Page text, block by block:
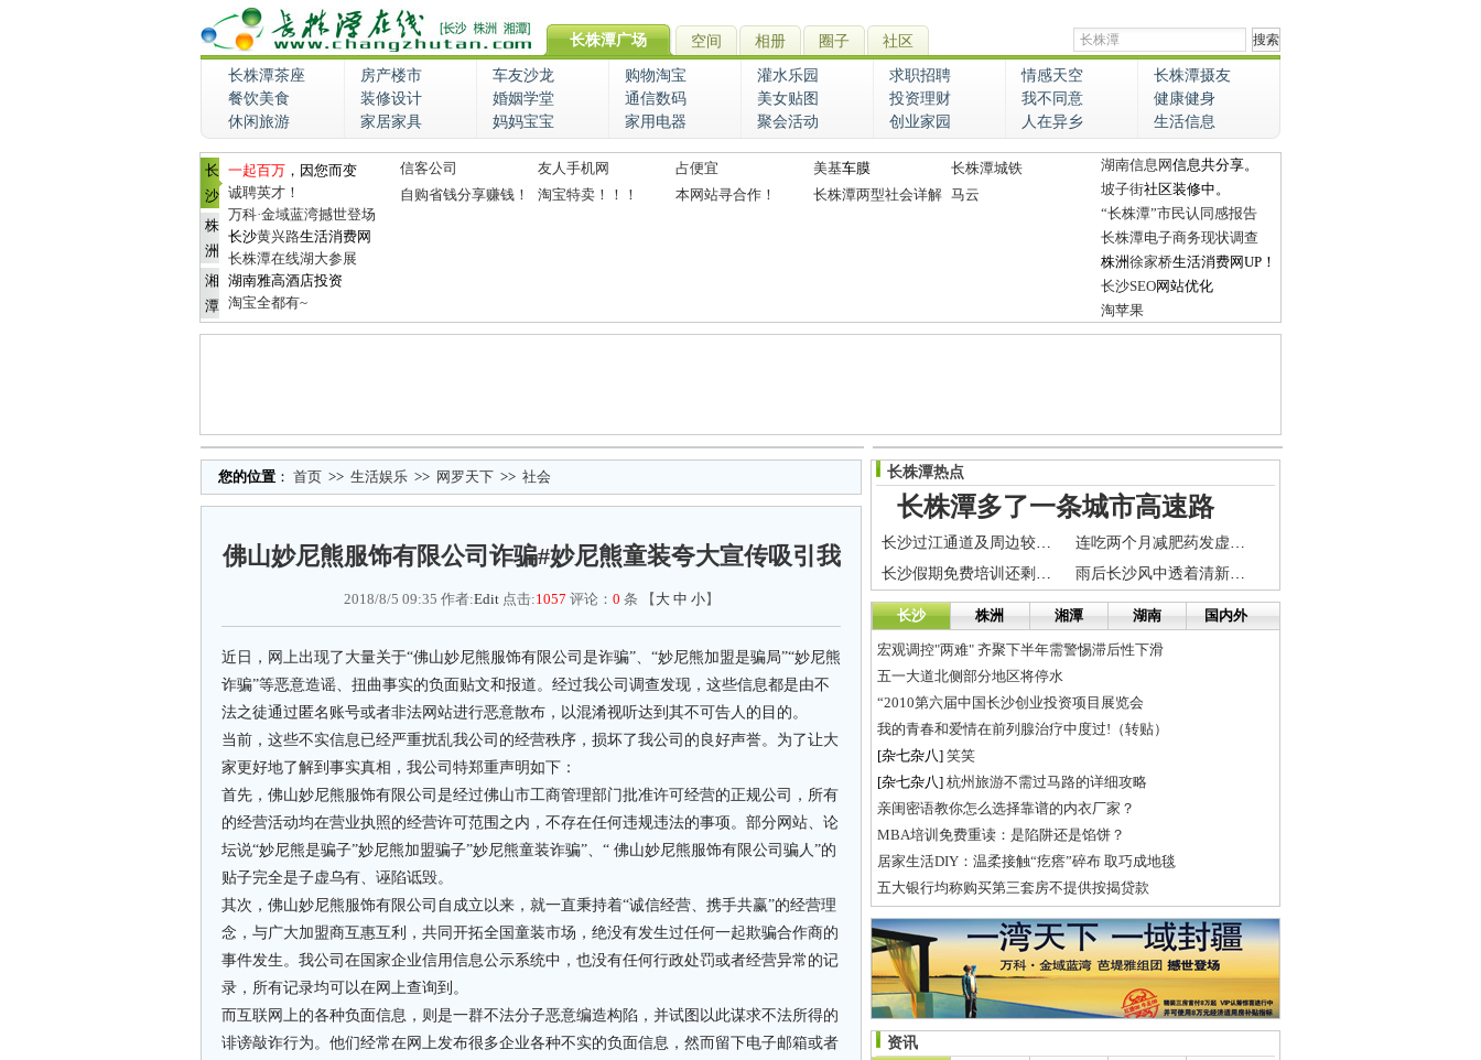
长株潭广场 空间 相册 圈子 社区
长株潭茶座 房产楼市 车友沙龙 购物淘宝 灌水乐园 求职招聘 情感天空
长株潭摄友
餐饮美食
装修设计 婚姻学堂 通信数码 美女贴图 投资理财 我不同意
健康健身
休闲旅游
家居家具 妈妈宝宝 家用电器 聚会活动 创业家园 人在异乡 生活信息
长
沙
株
洲
湘
潭
一起百万 ，因您而变
诚聘英才！
万科·金域蓝湾撼世登场
长沙黄兴路生活消费网
长株潭在线湖大参展
湖南雅高酒店投资
淘宝全都有~
信客公司 友人手机网 占便宜 美基车膜
长株潭城铁
自购省钱分享赚钱！
淘宝特卖！！！ 本网站寻合作！ 长株潭两型社会详解 马云
湖南信息网信息共分享。
坡子街社区装修中。
“长株潭”市民认同感报告
长株潭电子商务现状调查
株洲徐家桥生活消费网UP！
长沙SEO网站优化
淘苹果
您的位置 ： 首页 >> 生活娱乐 >> 网罗天下 >> 社会
佛山妙尼熊服饰有限公司诈骗#妙尼熊童装夸大宣传吸引我
2018/8/5 09:35 作者:Edit点击:1057 评论： 0 条 【 大 中 小】
近日，网上出现了大量关于“佛山妙尼熊服饰有限公司是诈骗”、“妙尼熊加盟是骗局”“妙尼熊
诈骗”等恶意造谣、扭曲事实的负面贴文和报道。经过我公司调查发现，这些信息都是由不
法之徒通过匿名账号或者非法网站进行恶意散布，以混淆视听达到其不可告人的目的。
当前，这些不实信息已经严重扰乱我公司的经营秩序，损坏了我公司的良好声誉。为了让大
家更好地了解到事实真相，我公司特郑重声明如下：
首先，佛山妙尼熊服饰有限公司是经过佛山市工商管理部门批准许可经营的正规公司，所有
的经营活动均在营业执照的经营许可范围之内，不存在任何违规违法的事项。部分网站、论
坛说“妙尼熊是骗子”妙尼熊加盟骗子”妙尼熊童装诈骗”、“ 佛山妙尼熊服饰有限公司骗人”的
贴子完全是子虚乌有、诬陷诋毁。
其次，佛山妙尼熊服饰有限公司自成立以来，就一直秉持着“诚信经营、携手共赢”的经营理
念，与广大加盟商互惠互利，共同开拓全国童装市场，绝没有发生过任何一起欺骗合作商的
事件发生。我公司在国家企业信用信息公示系统中，也没有任何行政处罚或者经营异常的记
录，所有记录均可以在网上查询到。
而互联网上的各种负面信息，则是一群不法分子恶意编造构陷，并试图以此谋求不法所得的
诽谤敲诈行为。他们经常在网上发布很多企业各种不实的负面信息，然而留下电子邮箱或者
长株潭热点
长株潭多了一条城市高速路
长沙过江通道及周边较拥堵 地铁施工路段暂无管制
连吃两个月减肥药发虚厌食 长沙女白领宿舍猝死
长沙假期免费培训还剩十余名额 快拨96333报名
雨后长沙风中透着清新的味道 24日将再迎大到暴雨
长沙 株洲 湘潭 湖南 国内外
宏观调控"两难" 齐聚下半年需警惕滞后性下滑
五一大道北侧部分地区将停水
“2010第六届中国长沙创业投资项目展览会
我的青春和爱情在前列腺治疗中度过!（转贴）
[杂七杂八] 笑笑
[杂七杂八] 杭州旅游不需过马路的详细攻略
亲闺密语教你怎么选择靠谱的内衣厂家？
MBA培训免费重读：是陷阱还是馅饼？
居家生活DIY：温柔接触“疙瘩”碎布 取巧成地毯
五大银行均称购买第三套房不提供按揭贷款
资讯